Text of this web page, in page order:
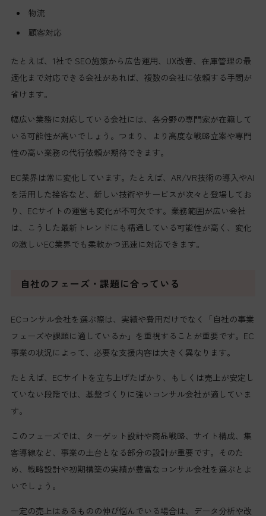
物流
顧客対応
たとえば、1社で SEO施策から広告運用、UX改善、在庫管理の最
適化まで対応できる会社があれば、複数の会社に依頼する手間が
省けます。
幅広い業務に対応している会社には、各分野の専門家が在籍して
いる可能性が高いでしょう。つまり、より高度な戦略立案や専門
性の高い業務の代行依頼が期待できます。
EC業界は常に変化しています。たとえば、AR/VR技術の導入やAI
を活用した接客など、新しい技術やサービスが次々と登場してお
り、ECサイトの運営も変化が不可欠です。業務範囲が広い会社
は、こうした最新トレンドにも精通している可能性が高く、変化
の激しいEC業界でも柔軟かつ迅速に対応できます。
自社のフェーズ・課題に合っている
ECコンサル会社を選ぶ際は、実績や費用だけでなく「自社の事業
フェーズや課題に適しているか」を重視することが重要です。EC
事業の状況によって、必要な支援内容は大きく異なります。
たとえば、ECサイトを立ち上げたばかり、もしくは売上が安定し
ていない段階では、基盤づくりに強いコンサル会社が適していま
す。
このフェーズでは、ターゲット設計や商品戦略、サイト構成、集
客導線など、事業の土台となる部分の設計が重要です。そのた
め、戦略設計や初期構築の実績が豊富なコンサル会社を選ぶとよ
いでしょう。
一定の売上はあるものの伸び悩んでいる場合は、データ分析や改